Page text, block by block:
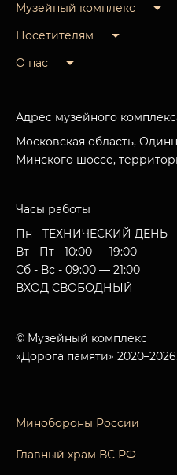
Музейный комплекс
Посетителям
О нас
Адрес музейного
Московская область,
Минского шоссе,
Часы работы
Пн - ТЕХНИЧЕСКИЙ ДЕНЬ
Вт - Пт - 10:00 — 19:00
Сб - Вс - 09:00 — 21:00
ВХОД СВОБОДНЫЙ
© Музейный комплекс
«Дорога памяти»
Минобороны России
Главный храм ВС РФ